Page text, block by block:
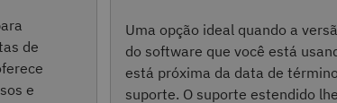
de
e
Uma opção ideal quando a
do software que você está
está próxima da data de
suporte. O suporte estendido